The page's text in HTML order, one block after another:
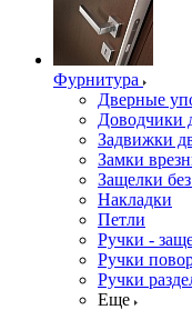
Фурнитура
Дверные
Доводчики
Задвижки
Замки
Защелки
Накладки
Петли
Ручки -
Ручки
Ручки
Еще